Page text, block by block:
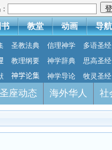
教堂 动画 导航
圣教法典 信理神学
多语圣经
教理纲要 神学辞典
思高圣经
神学论集 神学导论 牧灵圣经
圣座动态 海外华人 社